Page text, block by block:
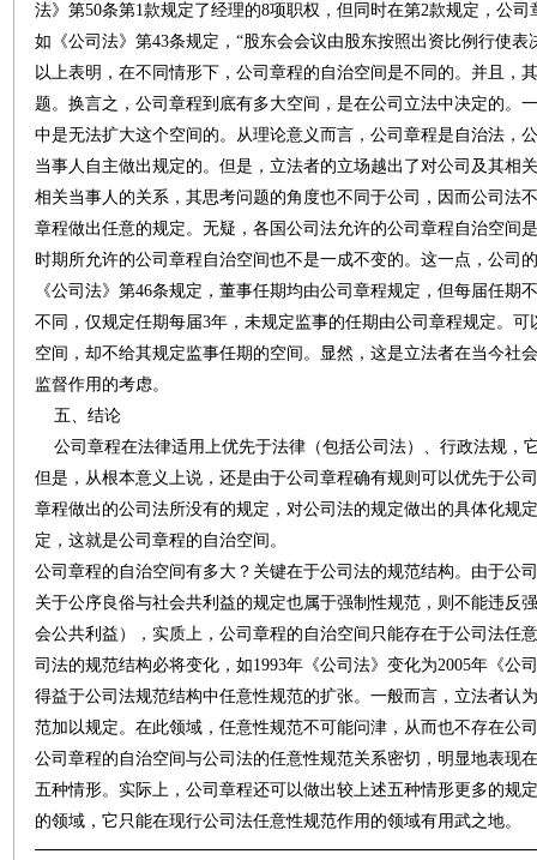
法》第50条第1款规定了经理的8项职权，但同时在第2款规定，公
如《公司法》第43条规定，“股东会会议由股东按照出资比例行使
以上表明，在不同情形下，公司章程的自治空间是不同的。并且，
题。换言之，公司章程到底有多大空间，是在公司立法中决定的。
中是无法扩大这个空间的。从理论意义而言，公司章程是自治法，
当事人自主做出规定的。但是，立法者的立场越出了对公司及其相
相关当事人的关系，其思考问题的角度也不同于公司，因而公司法
章程做出任意的规定。无疑，各国公司法允许的公司章程自治空间
时期所允许的公司章程自治空间也不是一成不变的。这一点，公司
《公司法》第46条规定，董事任期均由公司章程规定，但每届任期
不同，仅规定任期每届3年，未规定监事的任期由公司章程规定。
空间，却不给其规定监事任期的空间。显然，这是立法者在当今社
监督作用的考虑。
五、结论
公司章程在法律适用上优先于法律（包括公司法）、行政法规，
但是，从根本意义上说，还是由于公司章程确有规则可以优先于公
章程做出的公司法所没有的规定，对公司法的规定做出的具体化规
定，这就是公司章程的自治空间。
公司章程的自治空间有多大？关键在于公司法的规范结构。由于公
关于公序良俗与社会共利益的规定也属于强制性规范，则不能违反
会公共利益），实质上，公司章程的自治空间只能存在于公司法任
司法的规范结构必将变化，如1993年《公司法》变化为2005年《公
得益于公司法规范结构中任意性规范的扩张。一般而言，立法者认
范加以规定。在此领域，任意性规范不可能问津，从而也不存在公
公司章程的自治空间与公司法的任意性规范关系密切，明显地表现
五种情形。实际上，公司章程还可以做出较上述五种情形更多的规
的领域，它只能在现行公司法任意性规范作用的领域有用武之地。